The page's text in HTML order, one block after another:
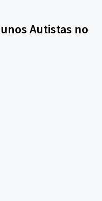
Autistas no